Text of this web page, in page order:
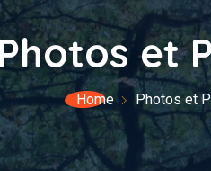
et
Home Photos et